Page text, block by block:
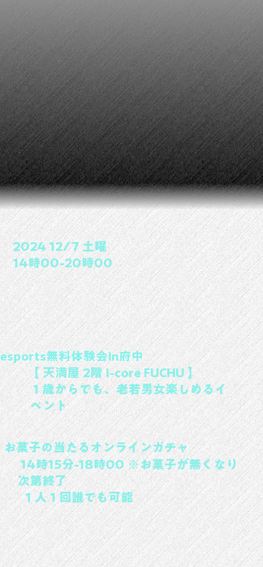
esports無料体験会in府中
【 天満屋 2階 i-core FUCHU 】
​１歳からでも、老若男女楽しめるイ
ベント
お菓子の当たるオンライン​ガチャ
14時15分-18時00 ※お菓子が無くなり
次第終了
​１人１回誰でも可能
2024 12/7 土曜
​14時00-20時00